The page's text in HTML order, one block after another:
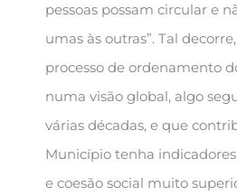
pessoas possam circular e
umas às outras”. Tal
processo de ordenamento
numa visão global, algo
várias décadas, e que
Município tenha
e coesão social muito